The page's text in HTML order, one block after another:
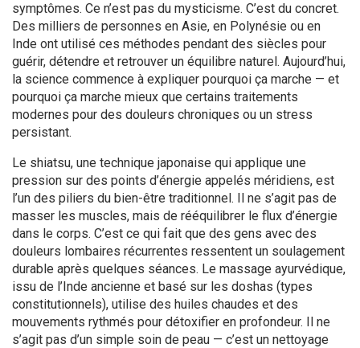
symptômes. Ce n’est pas du mysticisme. C’est du concret.
Des milliers de personnes en Asie, en Polynésie ou en
Inde ont utilisé ces méthodes pendant des siècles pour
guérir, détendre et retrouver un équilibre naturel. Aujourd’hui,
la science commence à expliquer pourquoi ça marche — et
pourquoi ça marche mieux que certains traitements
modernes pour des douleurs chroniques ou un stress
persistant.
Le shiatsu, une technique japonaise qui applique une
pression sur des points d’énergie appelés méridiens, est
l’un des piliers du bien-être traditionnel. Il ne s’agit pas de
masser les muscles, mais de rééquilibrer le flux d’énergie
dans le corps. C’est ce qui fait que des gens avec des
douleurs lombaires récurrentes ressentent un soulagement
durable après quelques séances. Le massage ayurvédique,
issu de l’Inde ancienne et basé sur les doshas (types
constitutionnels), utilise des huiles chaudes et des
mouvements rythmés pour détoxifier en profondeur. Il ne
s’agit pas d’un simple soin de peau — c’est un nettoyage